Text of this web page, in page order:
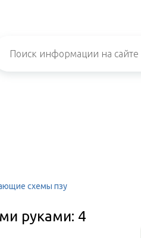
схемы пзу
руками: 4